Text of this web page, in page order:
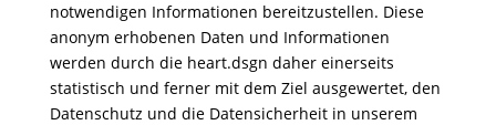
notwendigen Informationen bereitzustellen. Diese
anonym erhobenen Daten und Informationen
werden durch die heart.dsgn daher einerseits
statistisch und ferner mit dem Ziel ausgewertet, den
Datenschutz und die Datensicherheit in unserem